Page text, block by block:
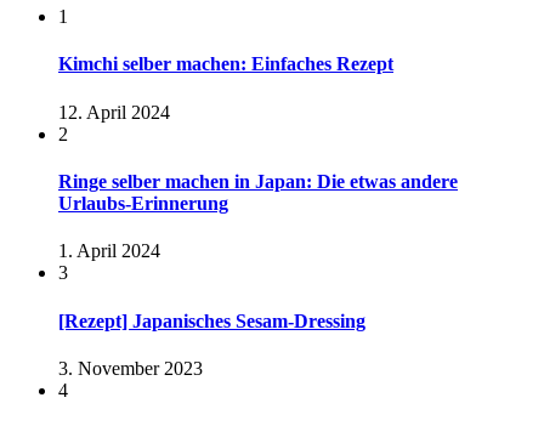
1
Kimchi selber machen: Einfaches Rezept
12. April 2024
2
Ringe selber machen in Japan: Die etwas andere
Urlaubs-Erinnerung
1. April 2024
3
[Rezept] Japanisches Sesam-Dressing
3. November 2023
4